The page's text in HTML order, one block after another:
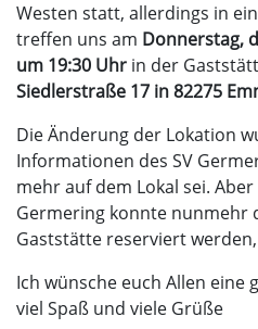
Westen statt, allerdings in
treffen uns am Donnerstag,
um 19:30 Uhr in der
Siedlerstraße 17 in 82275
Die Änderung der Lokation
Informationen des SV
mehr auf dem Lokal sei.
Germering konnte nunmehr
Gaststätte reserviert
Ich wünsche euch Allen
viel Spaß und viele Grüße